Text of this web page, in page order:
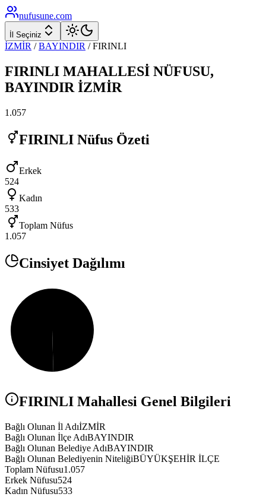
nufusune.com
İl Seçiniz
İZMİR / BAYINDIR /FIRINLI
FIRINLI MAHALLESİ NÜFUSU,
BAYINDIR İZMİR
1.057
FIRINLI Nüfus Özeti
Erkek
524
Kadın
533
Toplam Nüfus
1.057
Cinsiyet Dağılımı
FIRINLI Mahallesi Genel Bilgileri
Bağlı Olunan İl AdıİZMİR
Bağlı Olunan İlçe AdıBAYINDIR
Bağlı Olunan Belediye AdıBAYINDIR
Bağlı Olunan Belediyenin NiteliğiBÜYÜKŞEHİR İLÇE
Toplam Nüfusu1.057
Erkek Nüfusu524
Kadın Nüfusu533